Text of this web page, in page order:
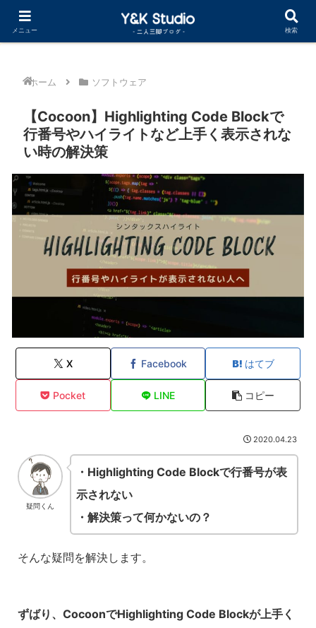
Cocoonカスタマイズ まとめ記事公開中
ホーム ソフトウェア
【Cocoon】Highlighting Code Blockで
行番号やハイライトなど上手く表示されな
い時の解決策
X Facebook はてブ
Pocket LINE コピー
2020.04.23
疑問くん
・Highlighting Code Blockで行番号が表
示されない
・解決策って何かないの？
そんな疑問を解決します。
ずばり、CocoonでHighlighting Code Blockが上手く
メニュー 検索